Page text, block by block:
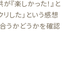
『楽しかった！』と
した」という感想
うかどうかを確認